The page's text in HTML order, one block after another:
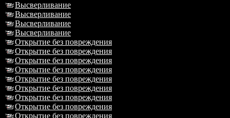
Высверливание
Высверливание
Высверливание
Высверливание
Открытие без повреждения
Открытие без повреждения
Открытие без повреждения
Открытие без повреждения
Открытие без повреждения
Открытие без повреждения
Открытие без повреждения
Открытие без повреждения
Открытие без повреждения